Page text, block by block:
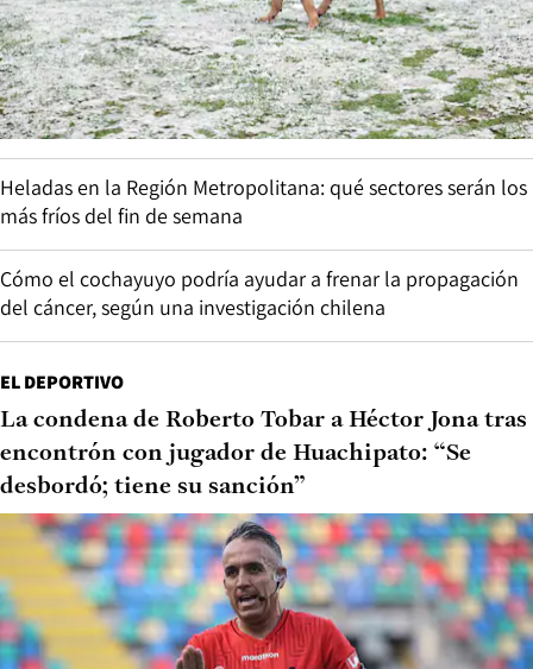
Heladas en la Región Metropolitana: qué sectores serán los
más fríos del fin de semana
Cómo el cochayuyo podría ayudar a frenar la propagación
del cáncer, según una investigación chilena
EL DEPORTIVO
La condena de Roberto Tobar a Héctor Jona tras
encontrón con jugador de Huachipato: “Se
desbordó; tiene su sanción”